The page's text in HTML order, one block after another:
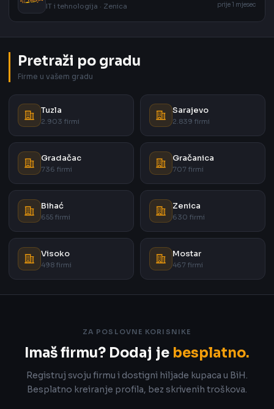
IT i tehnologija · Zenica
prije 1 mjesec
Pretraži po gradu
Firme u vašem gradu
Tuzla
2.903 firmi
Sarajevo
2.839 firmi
Gradačac
736 firmi
Gračanica
707 firmi
Bihać
655 firmi
Zenica
630 firmi
Visoko
498 firmi
Mostar
467 firmi
ZA POSLOVNE KORISNIKE
Imaš firmu? Dodaj je besplatno.
Registruj svoju firmu i dostigni hiljade kupaca u BiH.
Besplatno kreiranje profila, bez skrivenih troškova.